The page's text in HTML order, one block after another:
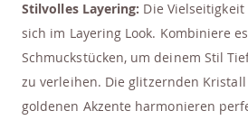
Stilvolles Layering: Die
sich im Layering Look. Kombiniere
Schmuckstücken, um deinem Stil
zu verleihen. Die glitzernden
goldenen Akzente harmonieren